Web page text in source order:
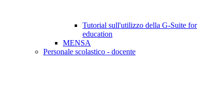
Tutorial sull'utilizzo della G-Suite for
education
MENSA
Personale scolastico - docente